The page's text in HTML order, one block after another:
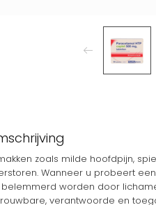
zoals milde hoofdpijn,
Wanneer u probeert
worden door
verantwoorde en